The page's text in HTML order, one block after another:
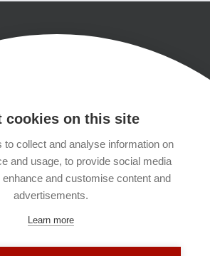
cookies on this site
to collect and analyse information on
and usage, to provide social media
and customise content and
advertisements.
Learn more